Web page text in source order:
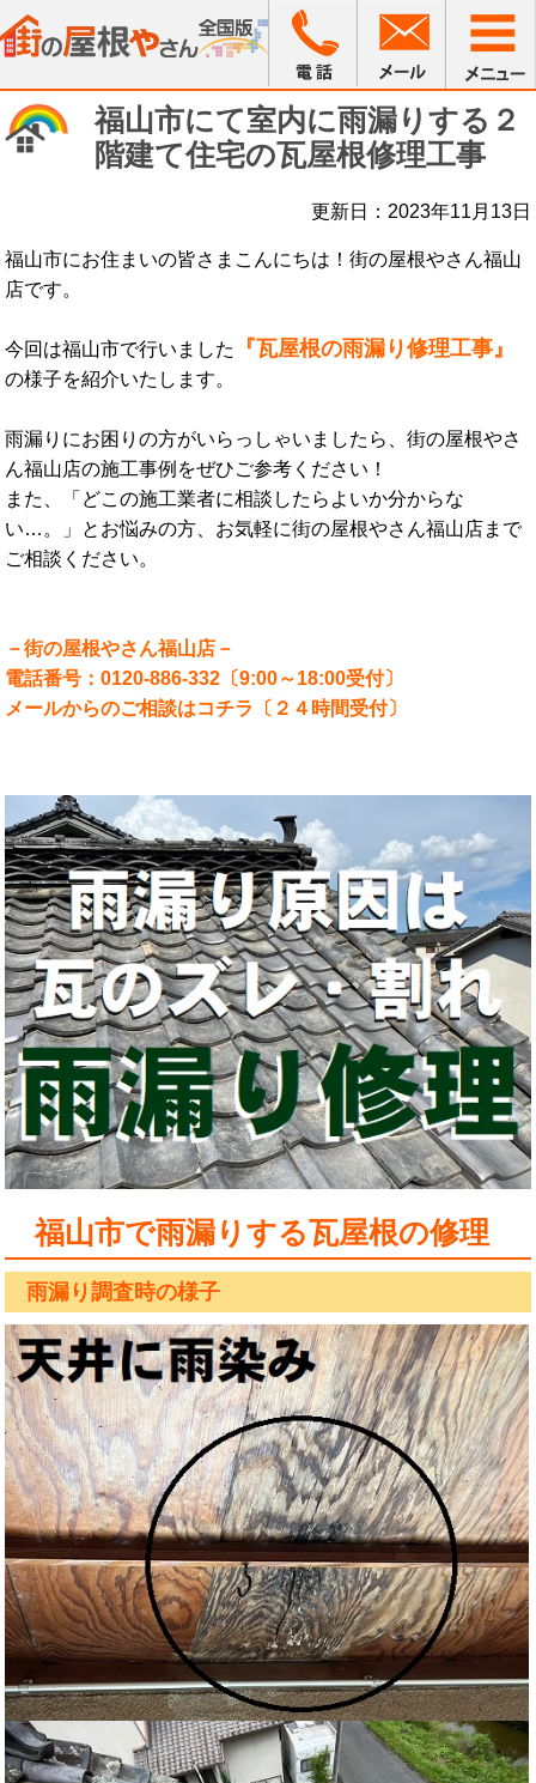
福山市にて室内に雨漏りする２
階建て住宅の瓦屋根修理工事
更新日：2023年11月13日
福山市にお住まいの皆さまこんにちは！街の屋根やさん福山
店です。
今回は福山市で行いました 『瓦屋根の雨漏り修理工事』
の様子を紹介いたします。
雨漏りにお困りの方がいらっしゃいましたら、街の屋根やさ
ん福山店の施工事例をぜひご参考ください！
また、「どこの施工業者に相談したらよいか分からな
い…。」とお悩みの方、お気軽に街の屋根やさん福山店まで
ご相談ください。
－街の屋根やさん福山店－
電話番号：0120-886-332〔9:00～18:00受付〕
メールからのご相談はコチラ〔２４時間受付〕
福山市で雨漏りする瓦屋根の修理
雨漏り調査時の様子